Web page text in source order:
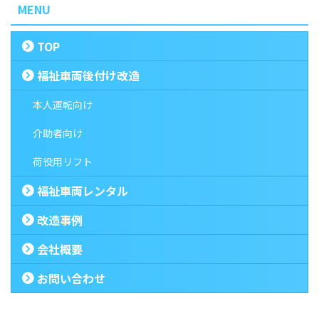
MENU
TOP
福祉車両後付け改造
本人運転向け
介助者向け
荷役用リフト
福祉車両レンタル
改造事例
会社概要
お問い合わせ